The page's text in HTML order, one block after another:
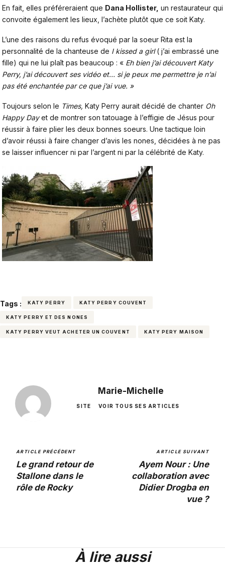
En fait, elles préféreraient que Dana Hollister, un restaurateur qui
convoite également les lieux, l’achète plutôt que ce soit Katy.
L’une des raisons du refus évoqué par la soeur Rita est la
personnalité de la chanteuse de I kissed a girl( j’ai embrassé une
fille) qui ne lui plaît pas beaucoup : « Eh bien j’ai découvert Katy
Perry, j’ai découvert ses vidéo et… si je peux me permettre je n’ai
pas été enchantée par ce que j’ai vue. »
Toujours selon le Times, Katy Perry aurait décidé de chanter Oh
Happy Dayet de montrer son tatouage à l’effigie de Jésus pour
réussir à faire plier les deux bonnes soeurs. Une tactique loin
d’avoir réussi à faire changer d’avis les nones, décidées à ne pas
se laisser influencer ni par l’argent ni par la célébrité de Katy.
Tags : KATY PERRY KATY PERRY COUVENT
KATY PERRY ET DES NONES
KATY PERRY VEUT ACHETER UN COUVENT KATY PERY MAISON
Marie-Michelle
SITE VOIR TOUS SES ARTICLES
ARTICLE PRÉCÉDENT
Le grand retour de
Stallone dans le
rôle de Rocky
ARTICLE SUIVANT
Ayem Nour : Une
collaboration avec
Didier Drogba en
vue ?
À lire aussi